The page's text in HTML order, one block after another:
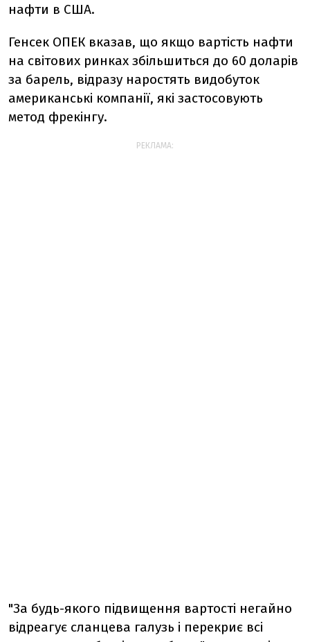
нафти в США.
Генсек ОПЕК вказав, що якщо вартість нафти
на світових ринках збільшиться до 60 доларів
за барель, відразу наростять видобуток
американські компанії, які застосовують
метод фрекінгу.
РЕКЛАМА:
"За будь-якого підвищення вартості негайно
відреагує сланцева галузь і перекриє всі